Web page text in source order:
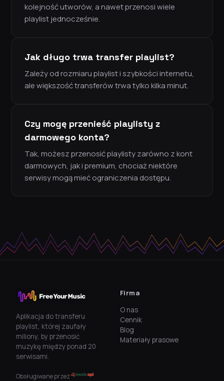
kolejność utworów, a nawet przenosi wiele
playlist jednocześnie.
Jak długo trwa transfer playlist?
Zależy od rozmiaru playlist i szybkości internetu,
ale większość transferów trwa tylko kilka minut.
Czy mogę przenieść playlisty z
darmowego konta?
Tak, możesz przenosić playlisty zarówno z kont
darmowych, jak i premium, chociaż niektóre
serwisy mogą mieć ograniczenia dostępu.
Aplikacja do transferu
playlist, której zaufały
miliony, by przenosić
muzykę między ponad 20
serwisami.
Obsługiwane przez
Firma
O nas
Cennik
Blog
Materiały prasowe